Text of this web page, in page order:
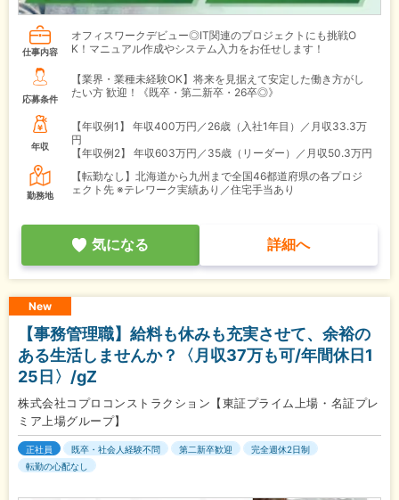
仕事内容
オフィスワークデビュー◎IT関連のプロジェクトにも挑戦O
K！マニュアル作成やシステム入力をお任せします！
応募条件
【業界・業種未経験OK】将来を見据えて安定した働き方がし
たい方 歓迎！《既卒・第二新卒・26卒◎》
年収
【年収例1】
年収400万円／26歳（入社1年目）／月収33.3万
円
【年収例2】
年収603万円／35歳（リーダー）／月収50.3万円
勤務地
【転勤なし】北海道から九州まで全国46都道府県の各プロジ
ェクト先 ※テレワーク実績あり／住宅手当あり
気になる 詳細へ
New
【事務管理職】給料も休みも充実させて、余裕の
ある生活しませんか？〈月収37万も可/年間休日1
25日〉/gZ
株式会社コプロコンストラクション【東証プライム上場・名証プレ
ミア上場グループ】
正社員 既卒・社会人経験不問 第二新卒歓迎
完全週休2日制
転勤の心配なし